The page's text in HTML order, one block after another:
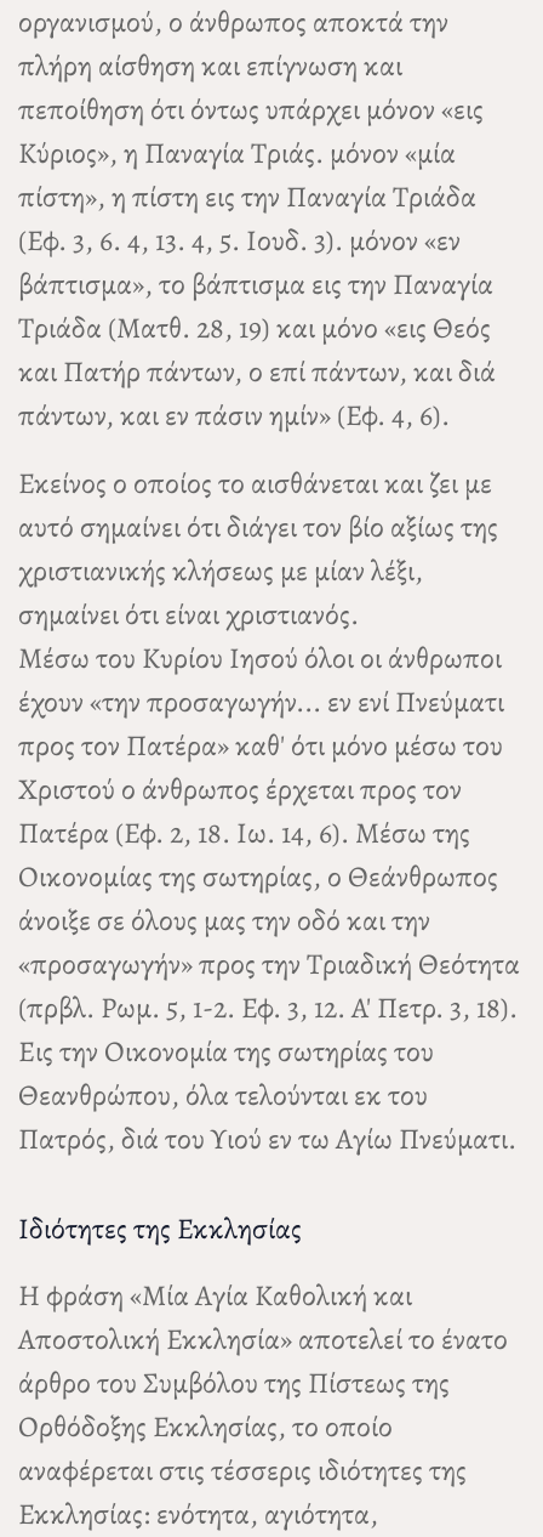
οργανισμού, ο άνθρωπος αποκτά την
πλήρη αίσθηση και επίγνωση και
πεποίθηση ότι όντως υπάρχει μόνον «εις
Κύριος», η Παναγία Τριάς. μόνον «μία
πίστη», η πίστη εις την Παναγία Τριάδα
(Εφ. 3, 6. 4, 13. 4, 5. Ιουδ. 3). μόνον «εν
βάπτισμα», το βάπτισμα εις την Παναγία
Τριάδα (Ματθ. 28, 19) και μόνο «εις Θεός
και Πατήρ πάντων, ο επί πάντων, και διά
πάντων, και εν πάσιν ημίν» (Εφ. 4, 6).
Εκείνος ο οποίος το αισθάνεται και ζει με
αυτό σημαίνει ότι διάγει τον βίο αξίως της
χριστιανικής κλήσεως με μίαν λέξι,
σημαίνει ότι είναι χριστιανός.
Μέσω του Κυρίου Ιησού όλοι οι άνθρωποι
έχουν «την προσαγωγήν... εν ενί Πνεύματι
προς τον Πατέρα» καθ' ότι μόνο μέσω του
Χριστού ο άνθρωπος έρχεται προς τον
Πατέρα (Εφ. 2, 18. Ιω. 14, 6). Μέσω της
Οικονομίας της σωτηρίας, ο Θεάνθρωπος
άνοιξε σε όλους μας την οδό και την
«προσαγωγήν» προς την Τριαδική Θεότητα
(πρβλ. Ρωμ. 5, 1-2. Εφ. 3, 12. Α' Πετρ. 3, 18).
Εις την Οικονομία της σωτηρίας του
Θεανθρώπου, όλα τελούνται εκ του
Πατρός, διά του Υιού εν τω Αγίω Πνεύματι.
Ιδιότητες της Εκκλησίας
Η φράση «Μία Αγία Καθολική και
Αποστολική Εκκλησία» αποτελεί το ένατο
άρθρο του Συμβόλου της Πίστεως της
Ορθόδοξης Εκκλησίας, το οποίο
αναφέρεται στις τέσσερις ιδιότητες της
Εκκλησίας: ενότητα, αγιότητα,